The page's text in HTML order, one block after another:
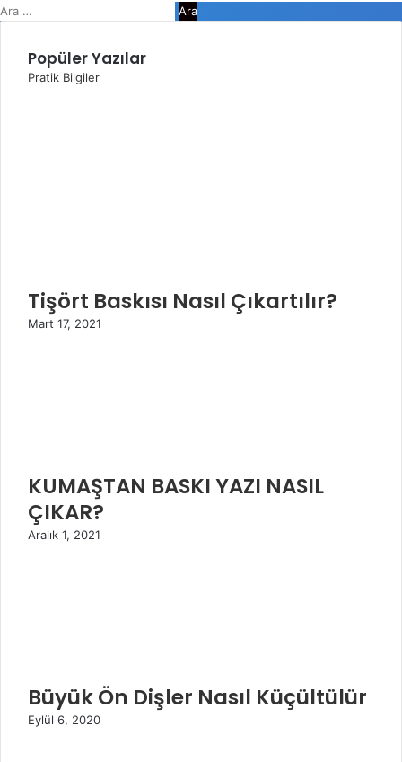
Facebook
Twitter
WhatsApp
Telegram
Viber
Kapalı
Arama:
Popüler Yazılar
Pratik Bilgiler
Tişört Baskısı Nasıl Çıkartılır?
Mart 17, 2021
KUMAŞTAN BASKI YAZI NASIL
ÇIKAR?
Aralık 1, 2021
Büyük Ön Dişler Nasıl Küçültülür
Eylül 6, 2020